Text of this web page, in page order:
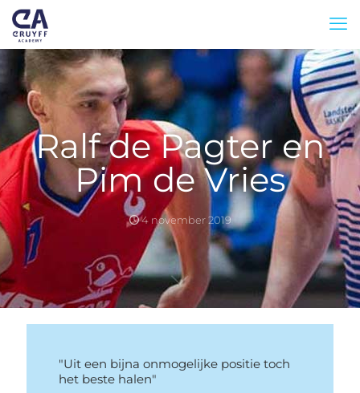
Ralf de Pagter en
Pim de Vries
4 november 2019
"Uit een bijna onmogelijke positie toch
het beste halen"